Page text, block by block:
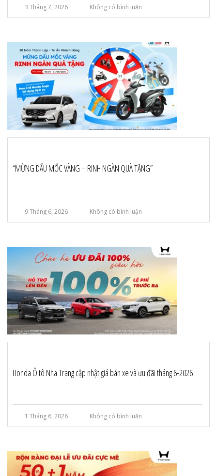
3 Tháng 7, 2026 Không có bình luận
“MỪNG DẤU MỐC VÀNG – RINH NGÀN QUÀ TẶNG”
9 Tháng 6, 2026 Không có bình luận
Honda Ô tô Nha Trang cập nhật giá bán xe và ưu đãi tháng 6-2026
1 Tháng 6, 2026 Không có bình luận